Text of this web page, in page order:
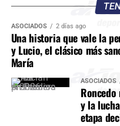
ASOCIADOS 2 días ago
Una historia que vale la
y Lucio, el clásico más
María
ASOCIADOS
y la
etapa